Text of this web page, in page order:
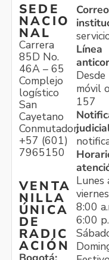
SEDE
NACIO
NAL
Carrera
85D No.
46A – 65
Complejo
logístico
San
Cayetano
Conmutador:
+57 (601)
7965150
VENTA
NILLA
ÚNICA
DE
RADIC
ACIÓN
Correo
Línea
Desde
móvil
157
Lunes
viernes
8:00
6:00